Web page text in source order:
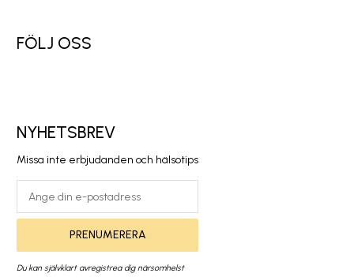
FÖLJ OSS
NYHETSBREV
Missa inte erbjudanden och hälsotips
PRENUMERERA
Du kan självklart avregistrea dig närsomhelst